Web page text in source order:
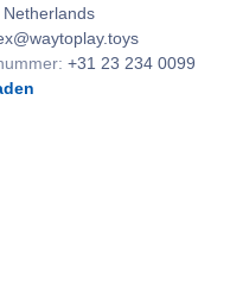
Netherlands
+31 23 234 0099